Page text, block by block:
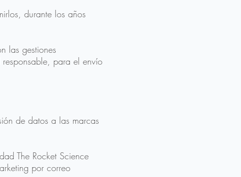
durante los años
las gestiones
para el envío
de datos a las marcas
The Rocket Science
por correo